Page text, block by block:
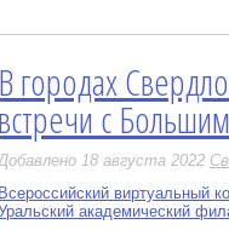
В городах
встречи с
18 августа 2022
Всероссийский виртуальный
академический